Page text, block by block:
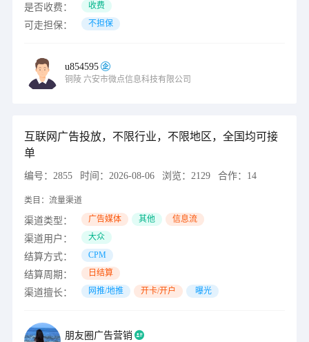
是否收费： 收费
可走担保： 不担保
u854595
铜陵 六安市微点信息科技有限公司
互联网广告投放，不限行业，不限地区，全国均可接
单
编号： 2855 时间： 2026-08-06 浏览： 2129 合作： 14
类目： 流量渠道
渠道类型： 广告媒体 其他 信息流
渠道用户： 大众
结算方式： CPM
结算周期： 日结算
渠道擅长： 网推/地推 开卡/开户 曝光
朋友圈广告营销